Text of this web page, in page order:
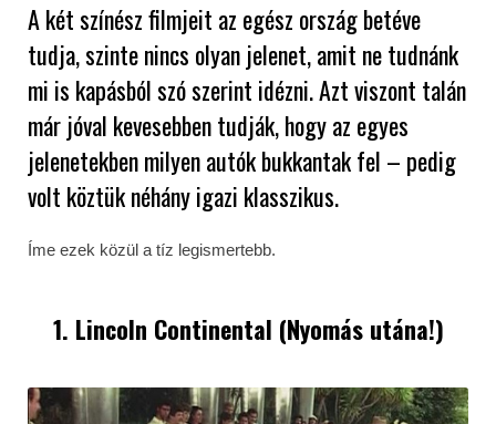
A két színész filmjeit az egész ország betéve
tudja, szinte nincs olyan jelenet, amit ne tudnánk
mi is kapásból szó szerint idézni. Azt viszont talán
már jóval kevesebben tudják, hogy az egyes
jelenetekben milyen autók bukkantak fel – pedig
volt köztük néhány igazi klasszikus.
Íme ezek közül a tíz legismertebb.
1. Lincoln Continental (Nyomás utána!)